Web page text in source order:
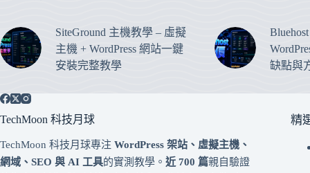
SiteGround 主機教學 – 虛擬
主機 + WordPress 網站一鍵
安裝完整教學
缺點與
TechMoon 科技月球
TechMoon 科技月球專注 WordPress 架站、虛擬主機、
網域、SEO 與 AI 工具的實測教學。 近 700 篇親自驗證
精